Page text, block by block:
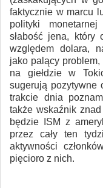
faktycznie w marcu
polityki
słabość jena, który
względem dolara,
jako palący
na giełdzie w
sugerują pozytywne
trakcie dnia
także wskaźnik
będzie ISM z
przez cały ten
aktywności
pięcioro z nich.